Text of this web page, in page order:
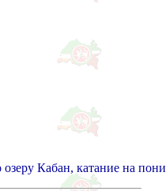
Кабан, катание на